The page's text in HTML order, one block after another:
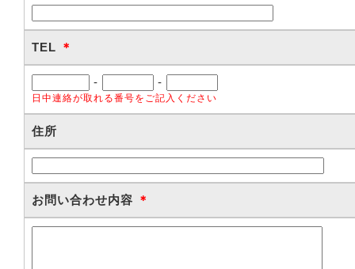
TEL ＊
- -
日中連絡が取れる番号をご記入ください
住所
お問い合わせ内容 ＊